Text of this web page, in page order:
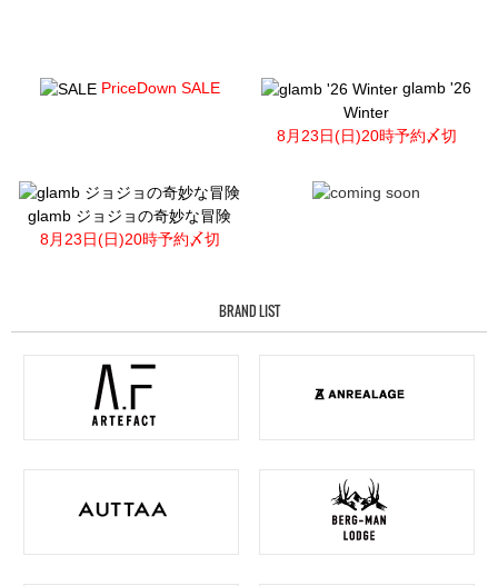
PriceDown SALE
glamb '26
Winter
8月23日(日)20時予約〆切
glamb ジョジョの奇妙な冒険
8月23日(日)20時予約〆切
BRAND LIST